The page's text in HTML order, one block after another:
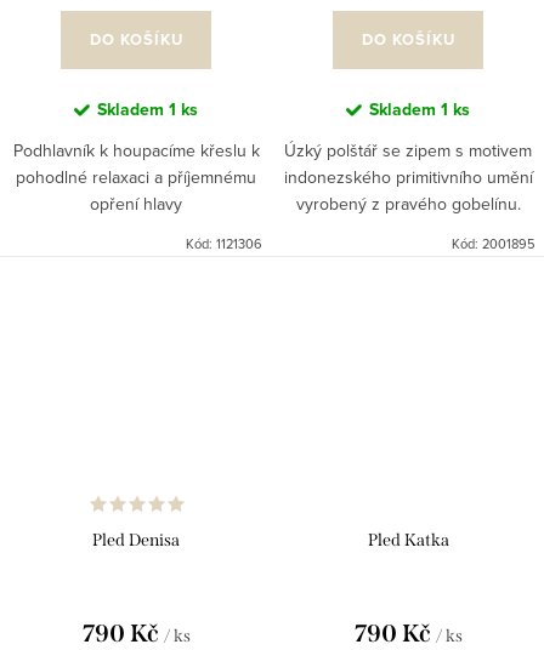
DO KOŠÍKU
Skladem 1 ks
Podhlavník k houpacíme křeslu k
pohodlné relaxaci a příjemnému
opření hlavy
Kód: 1121306
DO KOŠÍKU
Skladem 1 ks
Úzký polštář se zipem s motivem
indonezského primitivního umění
vyrobený z pravého gobelínu.
Kód: 2001895
Pled Denisa
790 Kč / ks
Pled Katka
790 Kč / ks